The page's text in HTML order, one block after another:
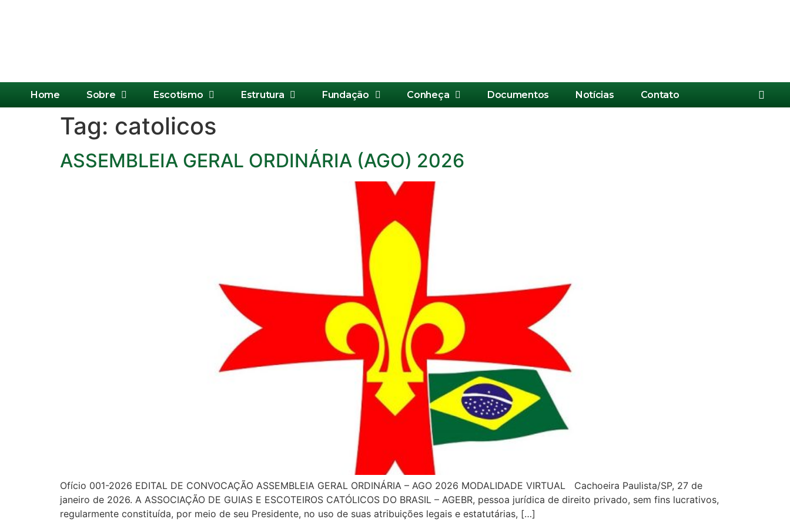
Home Sobre Escotismo Estrutura Fundação Conheça Documentos Notícias Contato
Tag: catolicos
ASSEMBLEIA GERAL ORDINÁRIA (AGO) 2026
Ofício 001-2026 EDITAL DE CONVOCAÇÃO ASSEMBLEIA GERAL ORDINÁRIA – AGO 2026 MODALIDADE VIRTUAL Cachoeira Paulista/SP, 27 de
janeiro de 2026. A ASSOCIAÇÃO DE GUIAS E ESCOTEIROS CATÓLICOS DO BRASIL – AGEBR, pessoa jurídica de direito privado, sem fins lucrativos,
regularmente constituída, por meio de seu Presidente, no uso de suas atribuições legais e estatutárias, […]